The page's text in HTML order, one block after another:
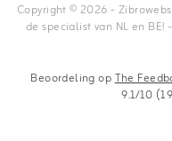
Copyright © 2026 -
de specialist van NL en
Beoordeling opThe
9.1/10